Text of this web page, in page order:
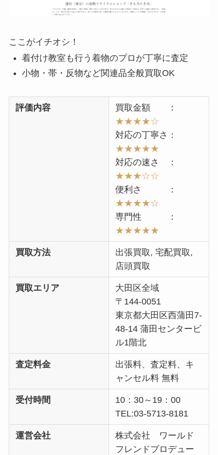
ここがイチオシ！
着付け教室も行う着物のプロが丁寧に査定
小物・帯・反物など関連品全般買取OK
評価内容
買取金額 ：
★★★★☆
対応の丁寧さ：
★★★★★
対応の速さ ：
★★★☆☆
便利さ ：
★★★★☆
専門性 ：
★★★★★
買取方法
出張買取, 宅配買取,
店頭買取
買取エリア
大田区全域
〒144-0051
東京都大田区西蒲田7-
48-14 蒲田センタービ
ル1階北
査定料金
出張料、査定料、キ
ャンセル料 無料
受付時間
10：30～19：00
TEL:03-5713-8181
運営会社
株式会社 ワールド
フレンドプロデュー